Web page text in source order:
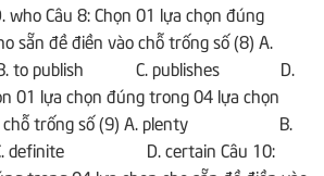
8: Chọn 01 lựa chọn đúng
sẵn đề điền vào chỗ trống số (8) A.
publish C. publishes D.
01 lựa chọn đúng trong 04 lựa chọn
chỗ trống số (9) A. plenty B.
D. certain Câu 10: